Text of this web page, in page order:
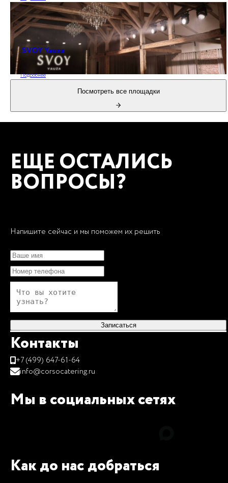
SVOY Yauza
Подробнее
Посмотреть все площадки
ЕЩЕ ОСТАЛИСЬ
ВОПРОСЫ?
Напишите сейчас и мы поможем их решить
Записаться
Контакты
+7 (499) 647-61-64
info@corsocatering.ru
Мы в социальных сетях
Как до нас добраться